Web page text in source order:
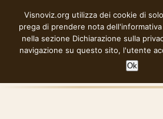
contenuto
VISNOVIZ.ORG
Visnoviz.org utilizza dei cookie di
prega di prendere nota
nella sezione Dichiarazione sulla
navigazione su questo sito, l'utente
Ok